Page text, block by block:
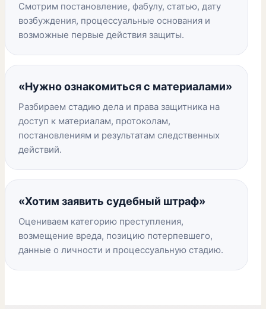
Смотрим постановление, фабулу, статью, дату
возбуждения, процессуальные основания и
возможные первые действия защиты.
«Нужно ознакомиться с материалами»
Разбираем стадию дела и права защитника на
доступ к материалам, протоколам,
постановлениям и результатам следственных
действий.
«Хотим заявить судебный штраф»
Оцениваем категорию преступления,
возмещение вреда, позицию потерпевшего,
данные о личности и процессуальную стадию.